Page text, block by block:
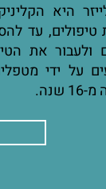
היא
טיפולים, עד
ולעבור את
על ידי
שנה.